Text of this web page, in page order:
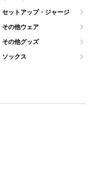
セットアップ・ジャージ
その他ウェア
その他グッズ
ソックス